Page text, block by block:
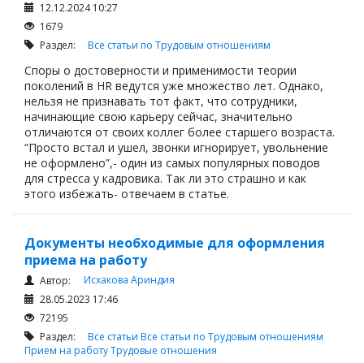
12.12.2024 10:27
1679
Раздел: Все статьи по Трудовым отношениям
Споры о достоверности и применимости теории
поколений в HR ведутся уже множество лет. Однако,
нельзя не признавать тот факт, что сотрудники,
начинающие свою карьеру сейчас, значительно
отличаются от своих коллег более старшего возраста.
“Просто встал и ушел, звонки игнорирует, увольнение
не оформлено”,- один из самых популярных поводов
для стресса у кадровика. Так ли это страшно и как
этого избежать- отвечаем в статье.
Документы необходимые для оформления
приема на работу
Автор:
Исхакова Ариндия
28.05.2023 17:46
72195
Раздел: Все статьи Все статьи по Трудовым отношениям
Прием на работуТрудовые отношения